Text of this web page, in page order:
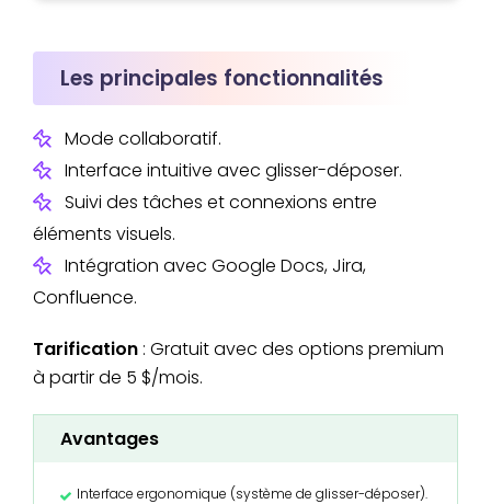
Les principales fonctionnalités
Mode collaboratif.
Interface intuitive avec glisser-déposer.
Suivi des tâches et connexions entre
éléments visuels.
Intégration avec Google Docs, Jira,
Confluence.
Tarification : Gratuit avec des options premium
à partir de 5 $/mois.
Avantages
Interface ergonomique (système de glisser-déposer).